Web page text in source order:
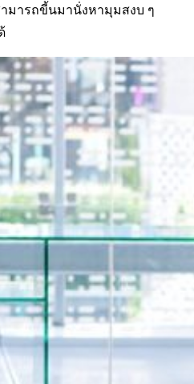
มารถขี้นมานั่งหามุมสงบ ๆ